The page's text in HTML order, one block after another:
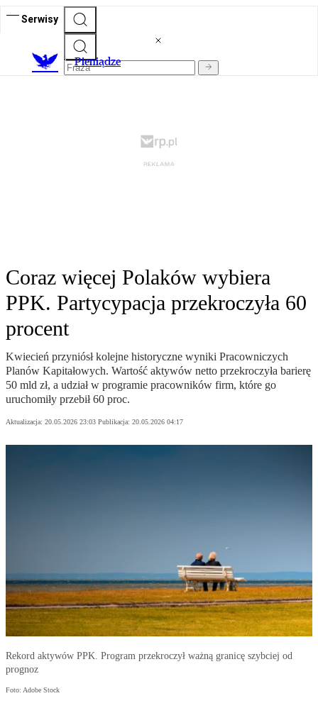
Serwisy
Pieniądze
Coraz więcej Polaków wybiera
PPK. Partycypacja przekroczyła 60
procent
Kwiecień przyniósł kolejne historyczne wyniki Pracowniczych
Planów Kapitałowych. Wartość aktywów netto przekroczyła barierę
50 mld zł, a udział w programie pracowników firm, które go
uruchomiły przebił 60 proc.
Aktualizacja: 20.05.2026 23:03 Publikacja: 20.05.2026 04:17
Rekord aktywów PPK. Program przekroczył ważną granicę szybciej od
prognoz
Foto: Adobe Stock